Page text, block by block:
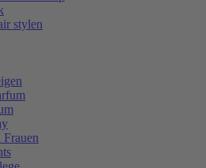
stylen
Frauen